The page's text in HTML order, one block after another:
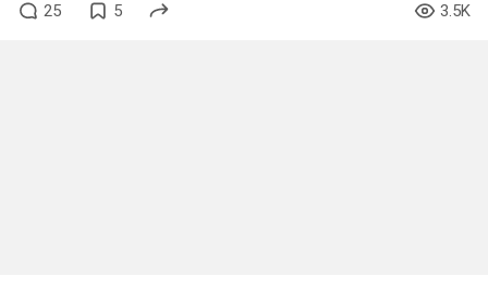
25 5 3.5K